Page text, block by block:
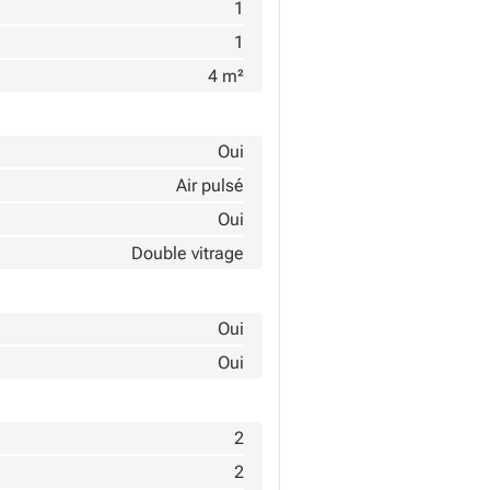
1
1
4 m²
Oui
Air pulsé
Oui
Double vitrage
Oui
Oui
2
2